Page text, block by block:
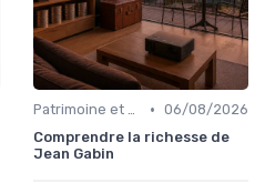
Patrimoine et classiques • 06/08/2026
Comprendre la richesse de
Jean Gabin